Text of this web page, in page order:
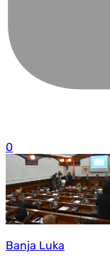
0
Banja Luka